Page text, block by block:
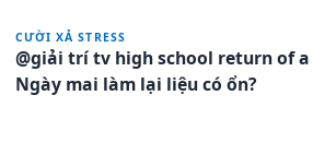
CƯỜI XẢ STRESS
@giải trí tv high school return of a
Ngày mai làm lại liệu có ổn?